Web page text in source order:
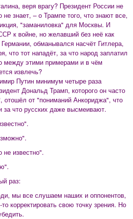
веря врагу? Президент России не
знает, – о Трампе того, что знают все,
"заманиловка" для Москвы. И
к войне, но желавший без неё как
обманывался насчёт Гитлера,
что тот нападёт, за что народ заплатил
между этими примерами и в чём
извлечь?
Путин минимум четыре раза
Дональд Трамп, которого он часто
отошёл от "пониманий Анкориджа", что
что русских даже высмеивают.
не известно".
раз:
мы все слушаем наших и оппонентов,
корректировать свою точку зрения. Но